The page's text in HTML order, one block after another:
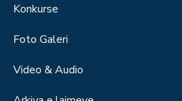
Konkurse
Foto Galeri
Video & Audio